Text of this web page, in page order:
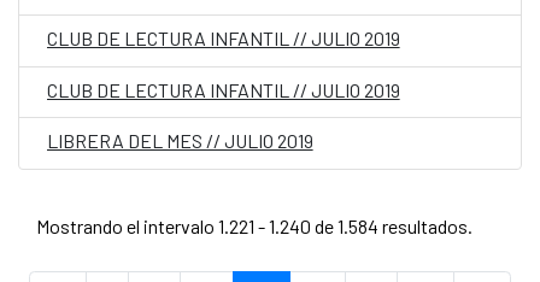
CLUB DE LECTURA INFANTIL // JULIO 2019
CLUB DE LECTURA INFANTIL // JULIO 2019
LIBRERA DEL MES // JULIO 2019
Mostrando el intervalo 1.221 - 1.240 de 1.584 resultados.